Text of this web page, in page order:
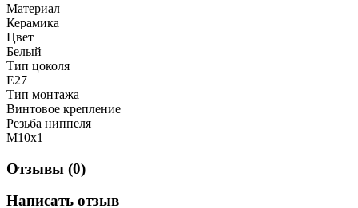
Материал
Керамика
Цвет
Белый
Тип цоколя
E27
Тип монтажа
Винтовое крепление
Резьба ниппеля
M10x1
Отзывы (0)
Написать отзыв